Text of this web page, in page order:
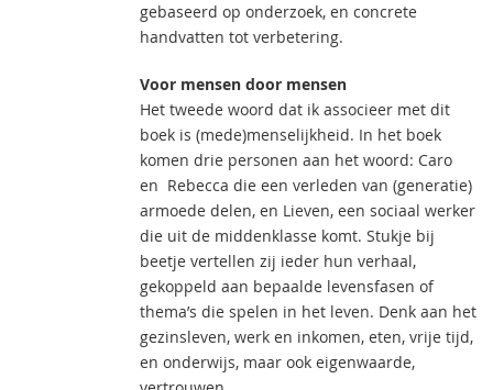
gebaseerd op onderzoek, en concrete
handvatten tot verbetering.
Voor mensen door mensen
Het tweede woord dat ik associeer met dit
boek is (mede)menselijkheid. In het boek
komen drie personen aan het woord: Caro
en Rebecca die een verleden van (generatie)
armoede delen, en Lieven, een sociaal werker
die uit de middenklasse komt. Stukje bij
beetje vertellen zij ieder hun verhaal,
gekoppeld aan bepaalde levensfasen of
thema’s die spelen in het leven. Denk aan het
gezinsleven, werk en inkomen, eten, vrije tijd,
en onderwijs, maar ook eigenwaarde,